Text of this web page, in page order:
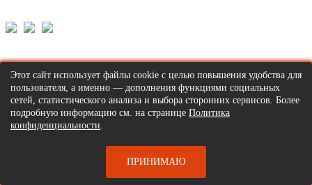
Для оплаты (ввода реквизитов Вашей карты) Вы будете
перенаправлены на платежный шлюз ПАО СБЕРБАНК.
Соединение с платежным шлюзом и передача информации
осуществляется в защищенном режиме с использованием
протокола шифрования SSL. В случае если Ваш банк
поддерживает технологию безопасного проведения интернет-
платежей Verified By Visa или MasterCard SecureCode для
проведения платежа также может потребоваться ввод
Этот сайт использует файлы cookie с целью повышения удобства для
пользователя, а именно — дополнения функциями социальных
сетей, статистического анализа и выбора сторонних сервисов. Более
подробную информацию см. на странице Политика
конфиденциальности.
ПРИНИМАЮ